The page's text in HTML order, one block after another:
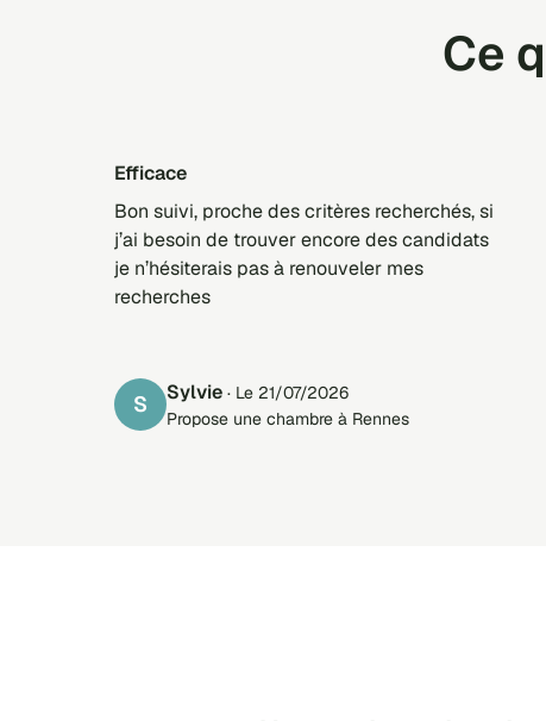
Ce
Efficace
Bon suivi, proche des critères recherchés, si
j’ai besoin de trouver encore des candidats
je n’hésiterais pas à renouveler mes
recherches
S Sylvie · Le 21/07/2026
Propose une chambre à Rennes